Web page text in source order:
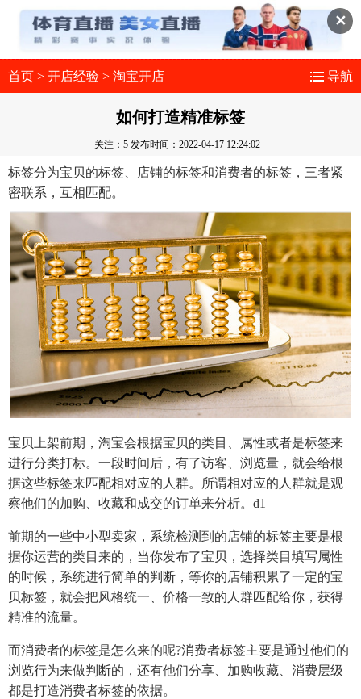
✕
首页 > 开店经验 > 淘宝开店 导航
如何打造精准标签
关注：5 发布时间：2022-04-17 12:24:02
标签分为宝贝的标签、店铺的标签和消费者的标签，三者紧
密联系，互相匹配。
宝贝上架前期，淘宝会根据宝贝的类目、属性或者是标签来
进行分类打标。一段时间后，有了访客、浏览量，就会给根
据这些标签来匹配相对应的人群。所谓相对应的人群就是观
察他们的加购、收藏和成交的订单来分析。d1
前期的一些中小型卖家，系统检测到的店铺的标签主要是根
据你运营的类目来的，当你发布了宝贝，选择类目填写属性
的时候，系统进行简单的判断，等你的店铺积累了一定的宝
贝标签，就会把风格统一、价格一致的人群匹配给你，获得
精准的流量。
而消费者的标签是怎么来的呢?消费者标签主要是通过他们的
浏览行为来做判断的，还有他们分享、加购收藏、消费层级
都是打造消费者标签的依据。